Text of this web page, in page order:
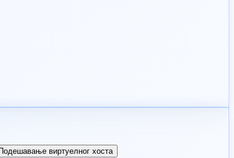
Подешавање виртуелног хоста